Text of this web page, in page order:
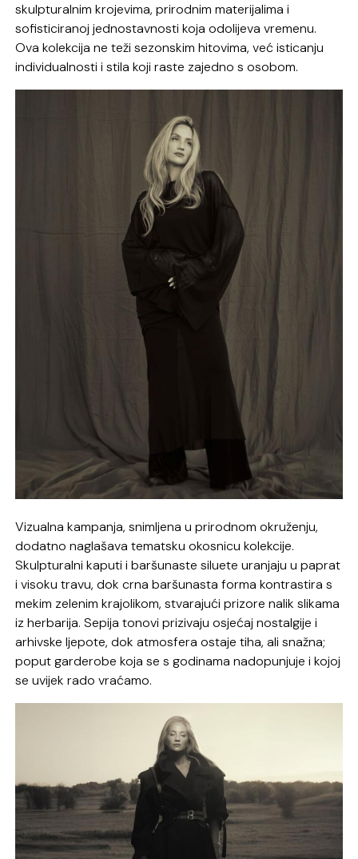
skulpturalnim krojevima, prirodnim materijalima i
sofisticiranoj jednostavnosti koja odolijeva vremenu.
Ova kolekcija ne teži sezonskim hitovima, već isticanju
individualnosti i stila koji raste zajedno s osobom.
Vizualna kampanja, snimljena u prirodnom okruženju,
dodatno naglašava tematsku okosnicu kolekcije.
Skulpturalni kaputi i baršunaste siluete uranjaju u paprat
i visoku travu, dok crna baršunasta forma kontrastira s
mekim zelenim krajolikom, stvarajući prizore nalik slikama
iz herbarija. Sepija tonovi prizivaju osjećaj nostalgije i
arhivske ljepote, dok atmosfera ostaje tiha, ali snažna;
poput garderobe koja se s godinama nadopunjuje i kojoj
se uvijek rado vraćamo.